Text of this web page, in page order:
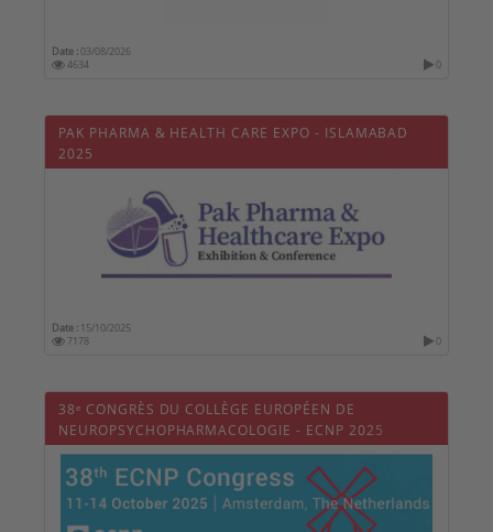
Date :03/08/2026
4634
0
PAK PHARMA & HEALTH CARE EXPO - ISLAMABAD
2025
Date : 15/10/2025
7178
0
38ᵉ CONGRÈS DU COLLÈGE EUROPÉEN DE
NEUROPSYCHOPHARMACOLOGIE - ECNP 2025